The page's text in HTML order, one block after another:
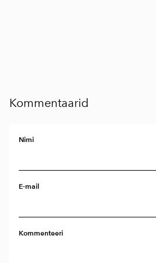
Kommentaarid
Nimi
E-mail
Kommenteeri